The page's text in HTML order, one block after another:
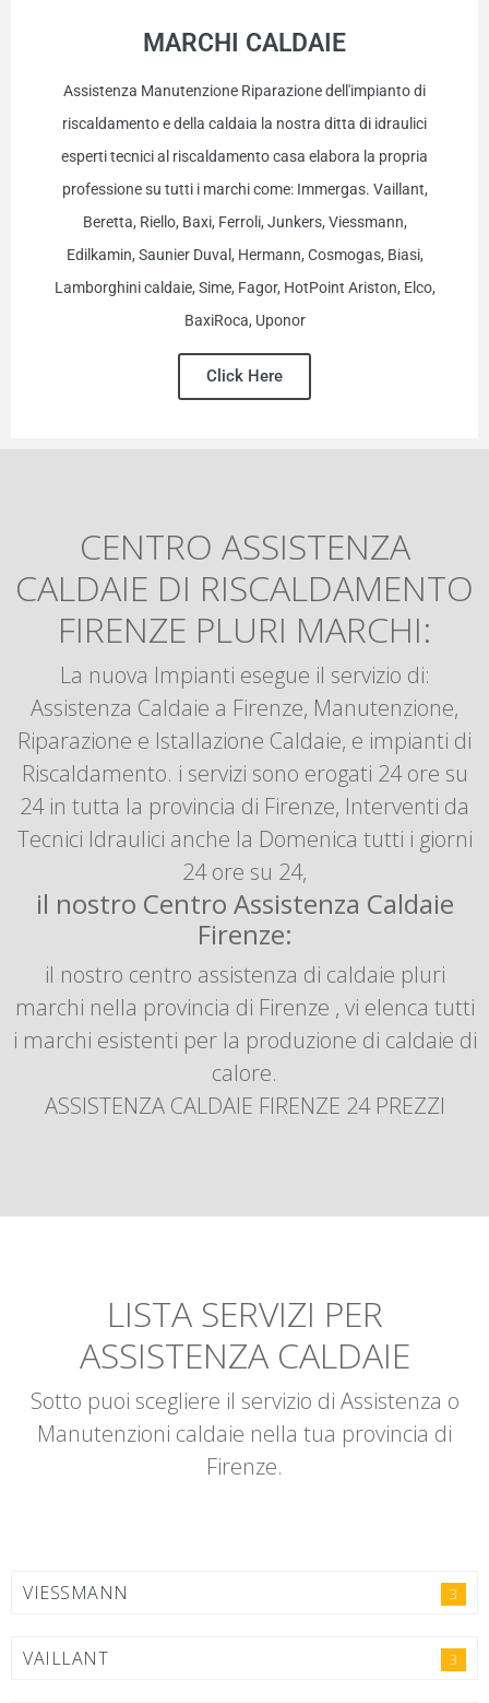
MARCHI CALDAIE
Assistenza Manutenzione Riparazione dell'impianto di
riscaldamento e della caldaia la nostra ditta di idraulici
esperti tecnici al riscaldamento casa elabora la propria
professione su tutti i marchi come: Immergas. Vaillant,
Beretta, Riello, Baxi, Ferroli, Junkers, Viessmann,
Edilkamin, Saunier Duval, Hermann, Cosmogas, Biasi,
Lamborghini caldaie, Sime, Fagor, HotPoint Ariston, Elco,
BaxiRoca, Uponor
Click Here
CENTRO ASSISTENZA
CALDAIE DI RISCALDAMENTO
FIRENZE PLURI MARCHI:
La nuova Impianti esegue il servizio di:
Assistenza Caldaie a Firenze, Manutenzione,
Riparazione e Istallazione Caldaie, e impianti di
Riscaldamento. i servizi sono erogati 24 ore su
24 in tutta la provincia di Firenze, Interventi da
Tecnici Idraulici anche la Domenica tutti i giorni
24 ore su 24,
il nostro Centro Assistenza Caldaie
Firenze:
il nostro centro assistenza di caldaie pluri
marchi nella provincia di Firenze , vi elenca tutti
i marchi esistenti per la produzione di caldaie di
calore.
ASSISTENZA CALDAIE FIRENZE 24 PREZZI
LISTA SERVIZI PER
ASSISTENZA CALDAIE
Sotto puoi scegliere il servizio di Assistenza o
Manutenzioni caldaie nella tua provincia di
Firenze.
VIESSMANN 3
VAILLANT 3